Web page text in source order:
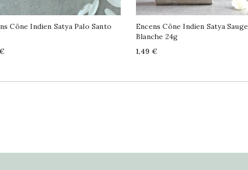
Cône Indien Satya Palo Santo
Encens Cône Indien Satya Sauge
Blanche 24g
Price
1,49 €